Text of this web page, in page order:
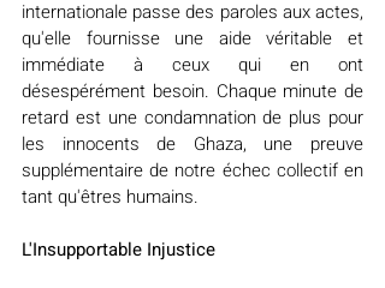
internationale passe des paroles aux actes,
qu'elle fournisse une aide véritable et
immédiate à ceux qui en ont
désespérément besoin. Chaque minute de
retard est une condamnation de plus pour
les innocents de Ghaza, une preuve
supplémentaire de notre échec collectif en
tant qu'êtres humains.
L'Insupportable Injustice